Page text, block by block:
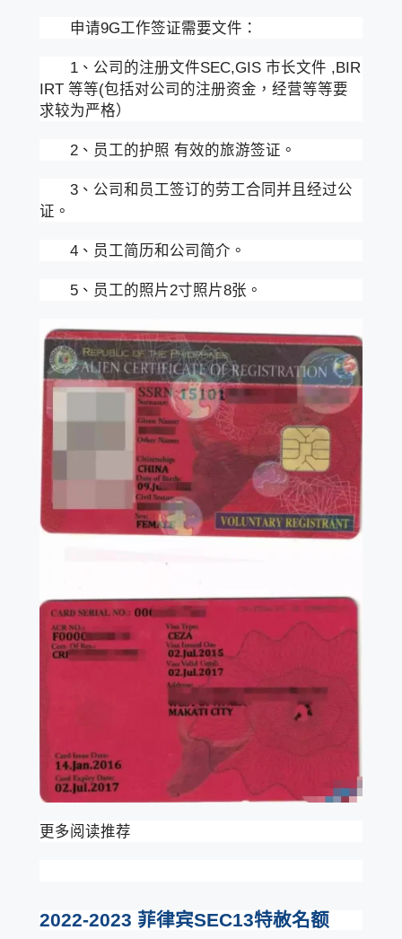
申请9G工作签证需要文件：
1、公司的注册文件SEC,GIS 市长文件 ,BIR
IRT 等等(包括对公司的注册资金，经营等等要
求较为严格）
2、员工的护照 有效的旅游签证。
3、公司和员工签订的劳工合同并且经过公
证。
4、员工简历和公司简介。
5、员工的照片2寸照片8张。
更多阅读推荐
2022-2023 菲律宾SEC13特赦名额